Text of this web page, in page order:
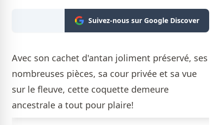
Suivez-nous sur Google Discover
Avec son cachet d'antan joliment préservé, ses
nombreuses pièces, sa cour privée et sa vue
sur le fleuve, cette coquette demeure
ancestrale a tout pour plaire!